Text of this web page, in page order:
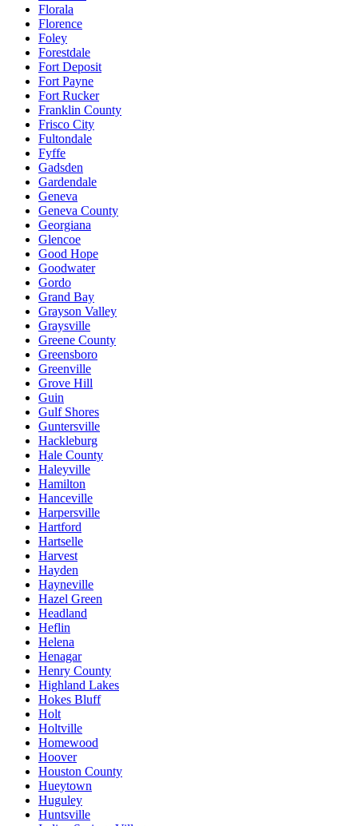
Florala
Florence
Foley
Forestdale
Fort Deposit
Fort Payne
Fort Rucker
Franklin County
Frisco City
Fultondale
Fyffe
Gadsden
Gardendale
Geneva
Geneva County
Georgiana
Glencoe
Good Hope
Goodwater
Gordo
Grand Bay
Grayson Valley
Graysville
Greene County
Greensboro
Greenville
Grove Hill
Guin
Gulf Shores
Guntersville
Hackleburg
Hale County
Haleyville
Hamilton
Hanceville
Harpersville
Hartford
Hartselle
Harvest
Hayden
Hayneville
Hazel Green
Headland
Heflin
Helena
Henagar
Henry County
Highland Lakes
Hokes Bluff
Holt
Holtville
Homewood
Hoover
Houston County
Hueytown
Huguley
Huntsville